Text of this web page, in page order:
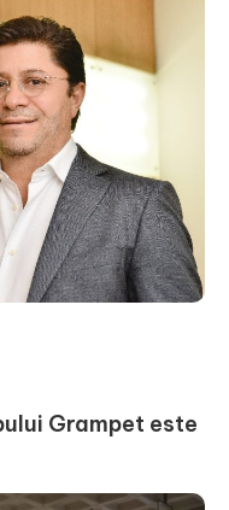
Grampet este